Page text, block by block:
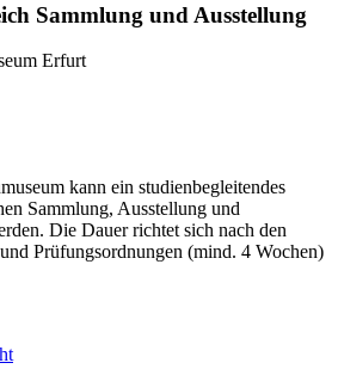
Sammlung und Ausstellung
Erfurt
kann ein studienbegleitendes
Sammlung, Ausstellung und
Die Dauer richtet sich nach den
Prüfungsordnungen (mind. 4 Wochen)